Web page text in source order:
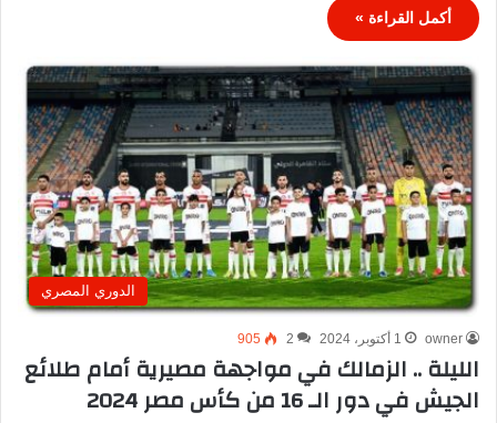
أكمل القراءة »
الدوري المصري
owner 1 أكتوبر، 2024 2
905
الليلة .. الزمالك في مواجهة مصيرية أمام طلائع
الجيش في دور الـ 16 من كأس مصر 2024